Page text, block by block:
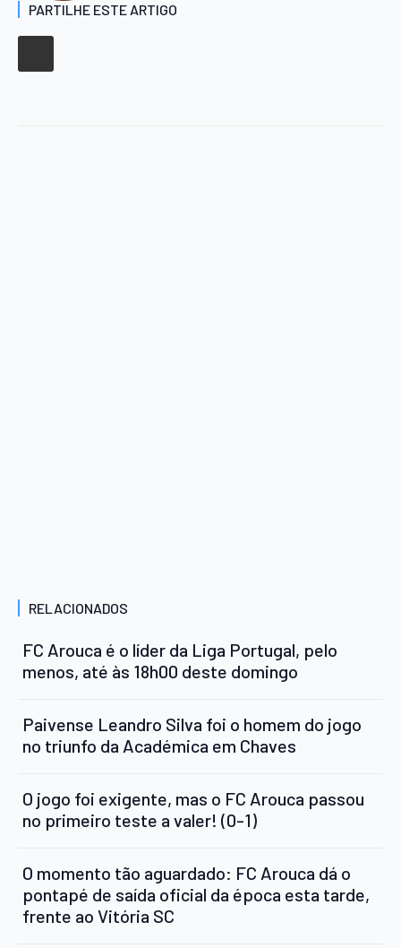
PARTILHE ESTE ARTIGO
RELACIONADOS
FC Arouca é o líder da Liga Portugal, pelo
menos, até às 18h00 deste domingo
Paivense Leandro Silva foi o homem do jogo
no triunfo da Académica em Chaves
O jogo foi exigente, mas o FC Arouca passou
no primeiro teste a valer! (0-1)
O momento tão aguardado: FC Arouca dá o
pontapé de saída oficial da época esta tarde,
frente ao Vitória SC